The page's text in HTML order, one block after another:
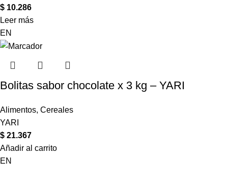
$ 10.286
Leer más
EN
Bolitas sabor chocolate x 3 kg – YARI
Alimentos, Cereales
YARI
$ 21.367
Añadir al carrito
EN